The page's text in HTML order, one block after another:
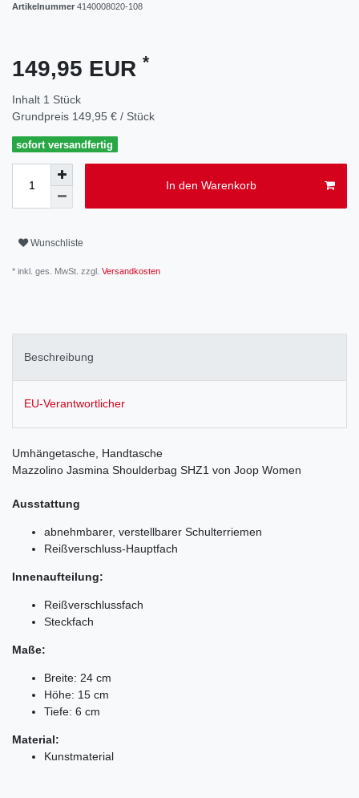
Artikelnummer 4140008020-108
149,95 EUR *
Inhalt 1 Stück
Grundpreis 149,95 € / Stück
sofort versandfertig
In den Warenkorb
Wunschliste
* inkl. ges. MwSt. zzgl. Versandkosten
Beschreibung
EU-Verantwortlicher
Umhängetasche, Handtasche
Mazzolino Jasmina Shoulderbag SHZ1 von Joop Women
Ausstattung
abnehmbarer, verstellbarer Schulterriemen
Reißverschluss-Hauptfach
Innenaufteilung:
Reißverschlussfach
Steckfach
Maße:
Breite: 24 cm
Höhe: 15 cm
Tiefe: 6 cm
Material:
Kunstmaterial